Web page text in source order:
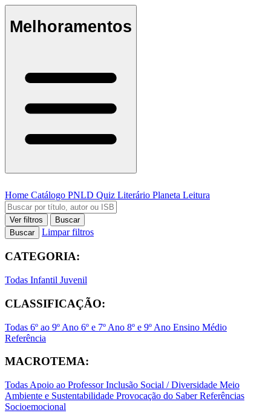
Melhoramentos
Home Catálogo PNLD Quiz Literário Planeta Leitura
Ver filtros
Buscar
Buscar
Limpar filtros
CATEGORIA:
Todas Infantil Juvenil
CLASSIFICAÇÃO:
Todas 6º ao 9º Ano 6º e 7º Ano 8º e 9º Ano Ensino Médio
Referência
MACROTEMA:
Todas Apoio ao ProfessorInclusão Social / Diversidade Meio
Ambiente e Sustentabilidade Provocação do SaberReferências
Socioemocional